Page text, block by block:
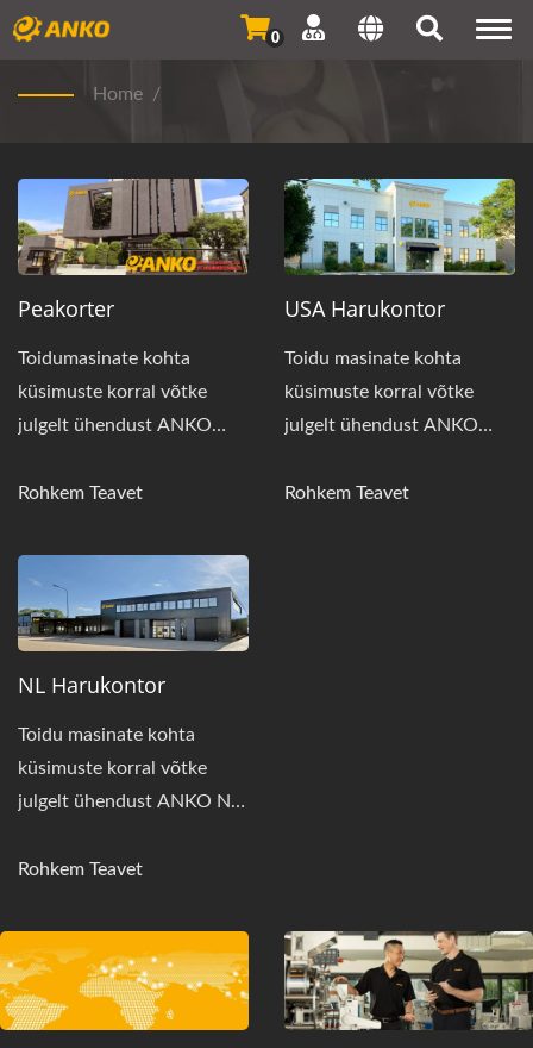
0
Home /
Peakorter
Toidumasinate kohta
küsimuste korral võtke
julgelt ühendust ANKO
Rohkem Teavet
USA Harukontor
Toidu masinate kohta
küsimuste korral võtke
julgelt ühendust ANKO
Rohkem Teavet
NL Harukontor
Toidu masinate kohta
küsimuste korral võtke
julgelt ühendust ANKO NL
Rohkem Teavet